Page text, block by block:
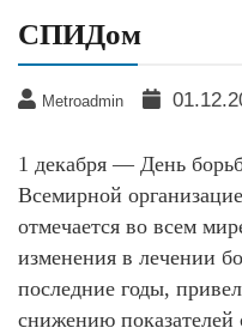
СПИДом
Metroadmin
1 декабря — День
Всемирной
отмечается во всем
изменения в лечении
последние годы,
снижению